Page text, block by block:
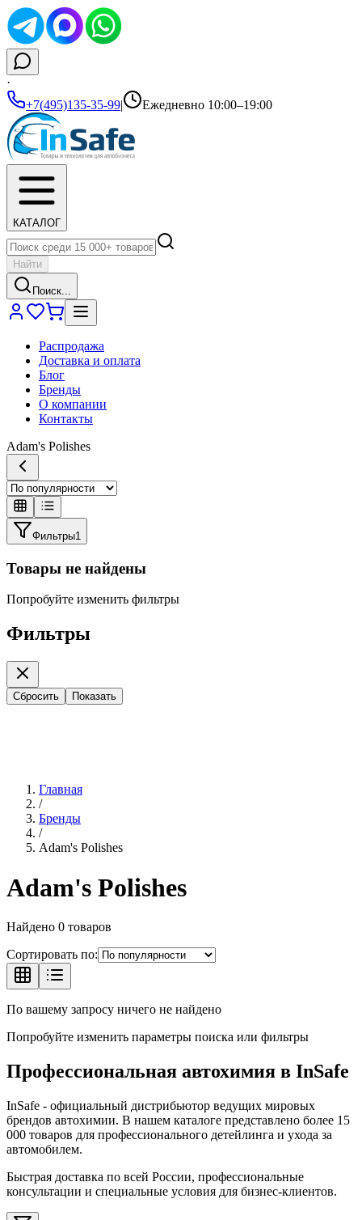
·
+7(495)135-35-99| Ежедневно 10:00–19:00
КАТАЛОГ
Найти
Поиск...
Распродажа
Доставка и оплата
Блог
Бренды
О компании
Контакты
Adam's Polishes
Фильтры1
Товары не найдены
Попробуйте изменить фильтры
Фильтры
Сбросить Показать
Главная
/
Бренды
/
Adam's Polishes
Adam's Polishes
Найдено 0 товаров
Сортировать по:
По вашему запросу ничего не найдено
Попробуйте изменить параметры поиска или фильтры
Профессиональная автохимия в InSafe
InSafe - официальный дистрибьютор ведущих мировых
брендов автохимии. В нашем каталоге представлено более 15
000 товаров для профессионального детейлинга и ухода за
автомобилем.
Быстрая доставка по всей России, профессиональные
консультации и специальные условия для бизнес-клиентов.